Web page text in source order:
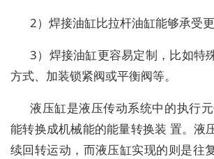
2）焊接油缸比拉杆油缸能够承受
3）焊接油缸更容易定制，比如特
方式、加装锁紧阀或平衡阀等。
液压缸是液压传动系统中的执行
能转换成机械能的能量转换装 置。液
续回转运动，而液压缸实现的则是往